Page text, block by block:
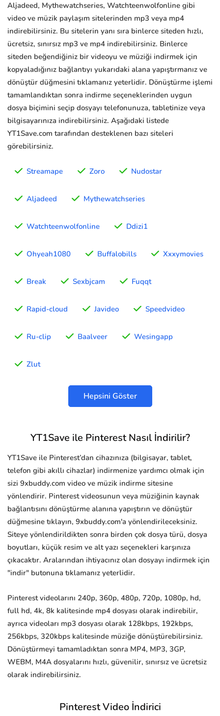
Aljadeed, Mythewatchseries, Watchteenwolfonline gibi
video ve müzik paylaşım sitelerinden mp3 veya mp4
indirebilirsiniz. Bu sitelerin yanı sıra binlerce siteden hızlı,
ücretsiz, sınırsız mp3 ve mp4 indirebilirsiniz. Binlerce
siteden beğendiğiniz bir videoyu ve müziği indirmek için
kopyaladığınız bağlantıyı yukarıdaki alana yapıştırmanız ve
dönüştür düğmesini tıklamanız yeterlidir. Dönüştürme işlemi
tamamlandıktan sonra indirme seçeneklerinden uygun
dosya biçimini seçip dosyayı telefonunuza, tabletinize veya
bilgisayarınıza indirebilirsiniz. Aşağıdaki listede
YT1Save.com tarafından desteklenen bazı siteleri
görebilirsiniz.
Streamape Zoro Nudostar
Aljadeed Mythewatchseries
Watchteenwolfonline Ddizi1
Ohyeah1080 Buffalobills Xxxymovies
Break Sexbjcam Fuqqt
Rapid-cloud Javideo Speedvideo
Ru-clip Baalveer Wesingapp
Zlut
Hepsini Göster
YT1Save ile Pinterest Nasıl İndirilir?
YT1Save ile Pinterest’dan cihazınıza (bilgisayar, tablet,
telefon gibi akıllı cihazlar) indirmenize yardımcı olmak için
sizi 9xbuddy.com video ve müzik indirme sitesine
yönlendirir. Pinterest videosunun veya müziğinin kaynak
bağlantısını dönüştürme alanına yapıştırın ve dönüştür
düğmesine tıklayın, 9xbuddy.com'a yönlendirileceksiniz.
Siteye yönlendirildikten sonra birden çok dosya türü, dosya
boyutları, küçük resim ve alt yazı seçenekleri karşınıza
çıkacaktır. Aralarından ihtiyacınız olan dosyayı indirmek için
"indir" butonuna tıklamanız yeterlidir.
Pinterest videolarını 240p, 360p, 480p, 720p, 1080p, hd,
full hd, 4k, 8k kalitesinde mp4 dosyası olarak indirebilir,
ayrıca videoları mp3 dosyası olarak 128kbps, 192kbps,
256kbps, 320kbps kalitesinde müziğe dönüştürebilirsiniz.
Dönüştürmeyi tamamladıktan sonra MP4, MP3, 3GP,
WEBM, M4A dosyalarını hızlı, güvenilir, sınırsız ve ücretsiz
olarak indirebilirsiniz.
Pinterest Video İndirici